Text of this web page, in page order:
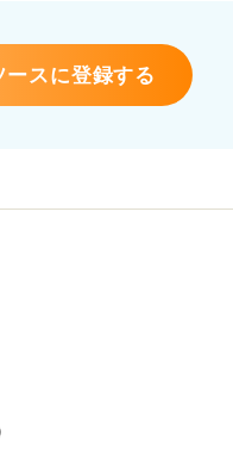
印象悪いですか？
れば良いのか、また
ースに登録する